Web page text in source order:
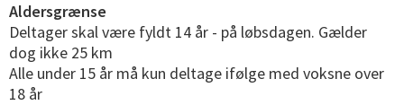
Aldersgrænse
Deltager skal være fyldt 14 år - på løbsdagen. Gælder
dog ikke 25 km
Alle under 15 år må kun deltage ifølge med voksne over
18 år